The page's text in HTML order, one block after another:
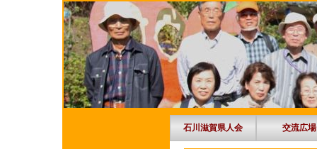
石川滋賀県人会 交流広場